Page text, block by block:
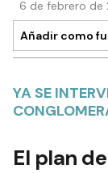
6 de febrero de
Añadir como
YA SE
El plan